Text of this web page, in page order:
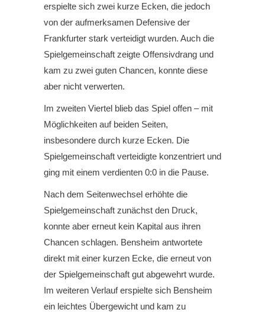
erspielte sich zwei kurze Ecken, die jedoch
von der aufmerksamen Defensive der
Frankfurter stark verteidigt wurden. Auch die
Spielgemeinschaft zeigte Offensivdrang und
kam zu zwei guten Chancen, konnte diese
aber nicht verwerten.
Im zweiten Viertel blieb das Spiel offen – mit
Möglichkeiten auf beiden Seiten,
insbesondere durch kurze Ecken. Die
Spielgemeinschaft verteidigte konzentriert und
ging mit einem verdienten 0:0 in die Pause.
Nach dem Seitenwechsel erhöhte die
Spielgemeinschaft zunächst den Druck,
konnte aber erneut kein Kapital aus ihren
Chancen schlagen. Bensheim antwortete
direkt mit einer kurzen Ecke, die erneut von
der Spielgemeinschaft gut abgewehrt wurde.
Im weiteren Verlauf erspielte sich Bensheim
ein leichtes Übergewicht und kam zu